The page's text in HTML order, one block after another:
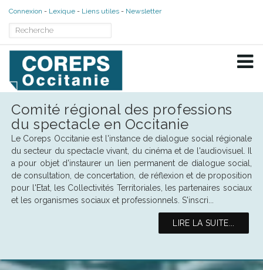
Connexion Lexique Liens utiles Newsletter
Comité régional des professions
du spectacle en Occitanie
Le Coreps Occitanie est l'instance de dialogue social régionale
du secteur du spectacle vivant, du cinéma et de l'audiovisuel. Il
a pour objet d'instaurer un lien permanent de dialogue social,
de consultation, de concertation, de réflexion et de proposition
pour l'Etat, les Collectivités Territoriales, les partenaires sociaux
et les organismes sociaux et professionnels. S'inscri...
LIRE LA SUITE...